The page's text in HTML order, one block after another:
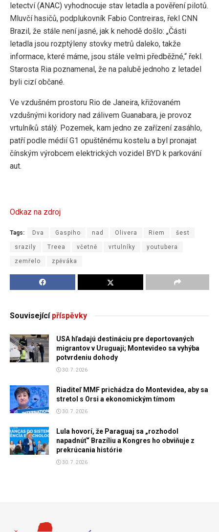
letectví (ANAC) vyhodnocuje stav letadla a pověření pilotů.
Mluvčí hasičů, podplukovník Fabio Contreiras, řekl CNN
Brazil, že stále není jasné, jak k nehodě došlo: „Části
letadla jsou rozptýleny stovky metrů daleko, takže
informace, které máme, jsou stále velmi předběžné,“ řekl.
Starosta Ria poznamenal, že na palubě jednoho z letadel
byli cizí občané.
Ve vzdušném prostoru Rio de Janeira, křižovaném
vzdušnými koridory nad zálivem Guanabara, je provoz
vrtulníků stálý. Pozemek, kam jedno ze zařízení zasáhlo,
patří podle médií G1 opuštěnému kostelu a byl pronajat
čínským výrobcem elektrických vozidel BYD k parkování
aut.
Odkaz na zdroj
Tags: Dva Gaspiho nad Olivera Riem šest
srazily Treea včetně vrtulníky youtubera
zemřelo zpěváka
Souvisejícípříspěvky
USA hľadajú destináciu pre deportovaných
migrantov v Uruguaji; Montevideo sa vyhýba
potvrdeniu dohody
30. 7. 2026
Riaditeľ MMF prichádza do Montevidea, aby sa
stretol s Orsi a ekonomickým tímom
30. 7. 2026
Lula hovorí, že Paraguaj sa „rozhodol
napadnúť“ Brazíliu a Kongres ho obviňuje z
prekrúcania histórie
30. 7. 2026